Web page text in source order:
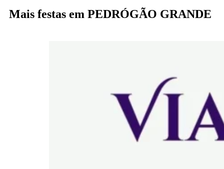
Mais festas em PEDRÓGÃO GRANDE